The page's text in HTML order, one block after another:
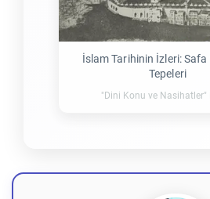
İslam Tarihinin İzleri: Safa
Tepeleri
"Dini Konu ve Nasihatler"